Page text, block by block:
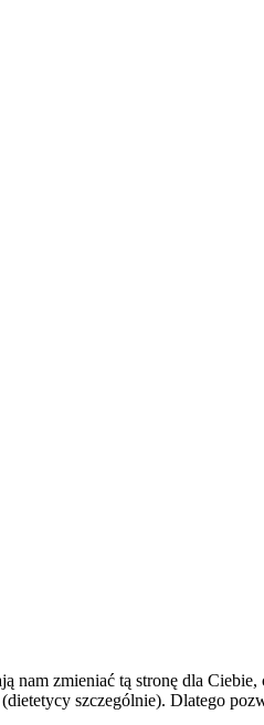
zmieniać tą stronę dla
szczególnie). Dlatego